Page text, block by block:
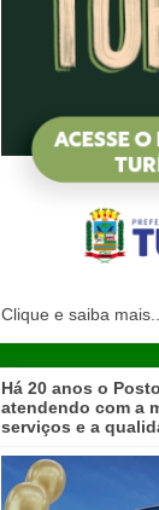
Clique e saiba mais...
Há 20 anos o
atendendo com a
serviços e a